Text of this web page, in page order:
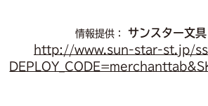
情報提供： サンスター文具
http://www.sun-star-st.jp/